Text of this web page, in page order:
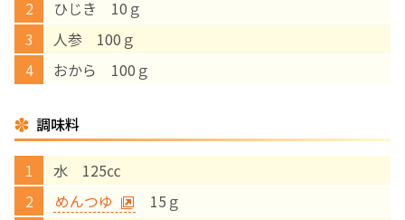
ひじき 10ｇ
人参 100ｇ
おから 100ｇ
調味料
水 125㏄
めんつゆ
15ｇ
遠方にお住まいで当院での出産を希望される方へ